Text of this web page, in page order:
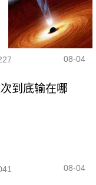
08-04
到底输在哪
08-04